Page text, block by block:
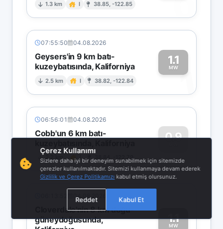
1.3 km I 38.85, -122.85
07:55:50 04.08.2026
Geysers'in 9 km batı-
kuzeybatısında, Kaliforniya
2.5 km I 38.82, -122.84
1.1
MW1
06:56:01 04.08.2026
Cobb'un 6 km batı-
2.2 km I 38.84, -122.79
0.9
0
04.08.2026
Cloverdale'nin 8 km doğu-
güneydoğusunda,
1.1
MW
Çerez Kullanımı
Sizlere daha iyi bir deneyim sunabilmek için sitemizde
çerezler kullanılmaktadır. Sitemizi kullanmaya devam ederek
Gizlilik ve Çerez Politikamızı kabul etmiş olursunuz.
Reddet Kabul Et